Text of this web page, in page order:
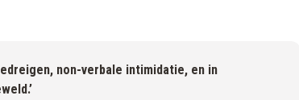
non-verbale intimidatie, en in